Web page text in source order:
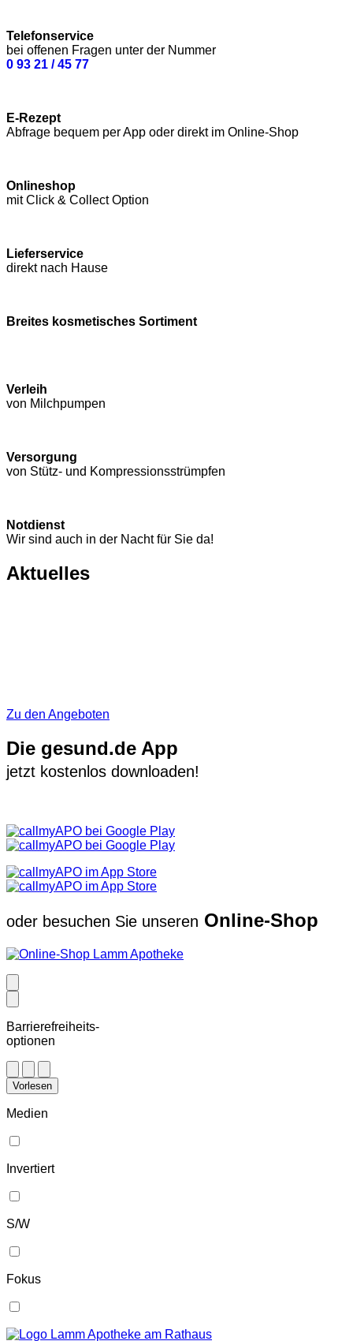
Telefonservice
bei offenen Fragen unter der Nummer
0 93 21 / 45 77
E-Rezept
Abfrage bequem per App oder direkt im Online-Shop
Onlineshop
mit Click & Collect Option
Lieferservice
direkt nach Hause
Breites kosmetisches Sortiment
Verleih
von Milchpumpen
Versorgung
von Stütz- und Kompressions­strümpfen
Notdienst
Wir sind auch in der Nacht für Sie da!
Aktuelles
Zu den Angeboten
Die gesund.de App
jetzt kostenlos downloaden!
oder besuchen Sie unseren Online-Shop
Barrierefreiheits-
optionen
Vorlesen
Medien
Invertiert
S/W
Fokus